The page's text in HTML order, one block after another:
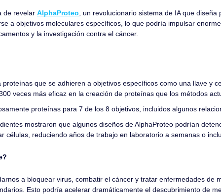
de revelar AlphaProteo , un revolucionario sistema de IA que diseña
a objetivos moleculares específicos, lo que podría impulsar
y la investigación contra el cáncer.
proteínas que se adhieren a objetivos específicos como una llave y
veces más eficaz en la creación de proteínas que los métodos
proteínas para 7 de los 8 objetivos, incluidos algunos
mostraron que algunos diseños de AlphaProteo podrían
células, reduciendo años de trabajo en laboratorio a semanas o
a bloquear virus, combatir el cáncer y tratar enfermedades de
Esto podría acelerar dramáticamente el descubrimiento de